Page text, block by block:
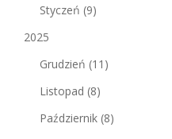
Styczeń (9)
2025
Grudzień (11)
Listopad (8)
Październik (8)